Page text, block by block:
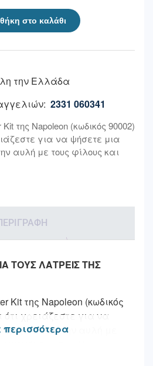
στο καλάθι
την Ελλάδα
2331 060341
της Napoleon (κωδικός 90002)
για να ψήσετε μια
αυλή με τους φίλους και
ΤΟΥΣ ΛΑΤΡΕΙΣ ΤΗΣ
Kit της Napoleon (κωδικός
χρειάζεστε για να
πίτσα στην αυλή με
περισσότερα